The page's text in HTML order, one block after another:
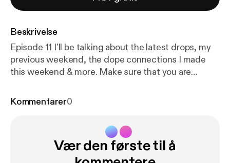
Beskrivelse
Episode 11 I'll be talking about the latest drops, my
previous weekend, the dope connections I made
this weekend & more. Make sure that you are
Kommentarer0
Vær den første til å